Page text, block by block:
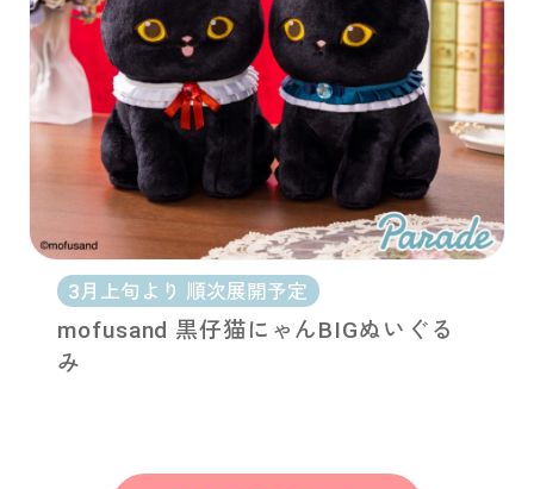
3月上旬より 順次展開予定
mofusand 黒仔猫にゃんBIGぬいぐる
み